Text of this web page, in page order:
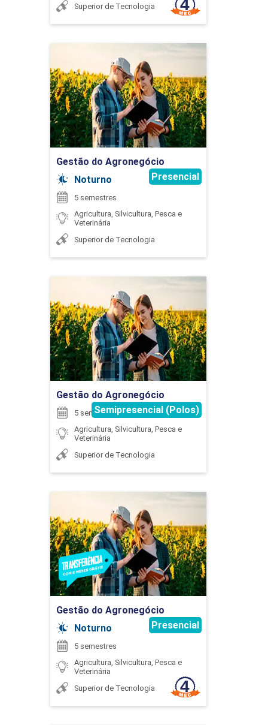
BIOQUÍMICA ANIMAL E BIOFÍSICA
75
BIOSSEGURIDADE E SAÚDE ANIMAL
BOVINOCULTURA
90
BOVINOCULTURA DE CORTE APLICADA
45
BOVINOCULTURA DE LEITE APLICADA
60
FRANCISC HENRIQUE SILVA
FRANCYNNY HELENA FONSECA EULALIO
GUILHERME CAETANO GARCIA
GUILHERME COSTA VENTURINI
HARIELLY MARIANNE COSTA MARQUES
HELLEN FERNANDA NOCCIOLLI SABINO
HUMBERTO RITT
JULIANA FARIA DOS SANTOS
Superior de Tecnologia
Gestão do Agronegócio
Noturno
Presencial
5 semestres
Agricultura, Silvicultura, Pesca e
Veterinária
Superior de Tecnologia
Gestão do Agronegócio
Detalhes do curso
Ir para Inscrição
Gestão do Agronegócio
Semipresencial (Polos)
5 semestres
Agricultura, Silvicultura, Pesca e
Veterinária
Superior de Tecnologia
Gestão do Agronegócio
Detalhes do curso
Ir para Inscrição
Gestão do Agronegócio
Noturno
Presencial
5 semestres
Agricultura, Silvicultura, Pesca e
Veterinária
Superior de Tecnologia
Gestão do Agronegócio
Detalhes do curso
Ir para Inscrição